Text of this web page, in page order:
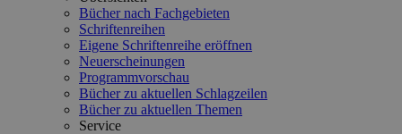
Bücher nach Fachgebieten
Schriftenreihen
Eigene Schriftenreihe eröffnen
Neuerscheinungen
Programmvorschau
Bücher zu aktuellen Schlagzeilen
Bücher zu aktuellen Themen
Service